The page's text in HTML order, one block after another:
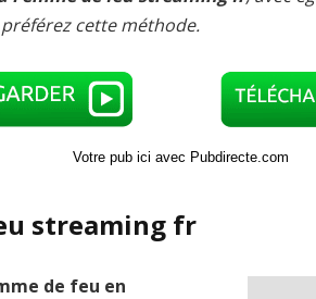
cette méthode.
Votre pub ici avec Pubdirecte.com
streaming fr
de feu en